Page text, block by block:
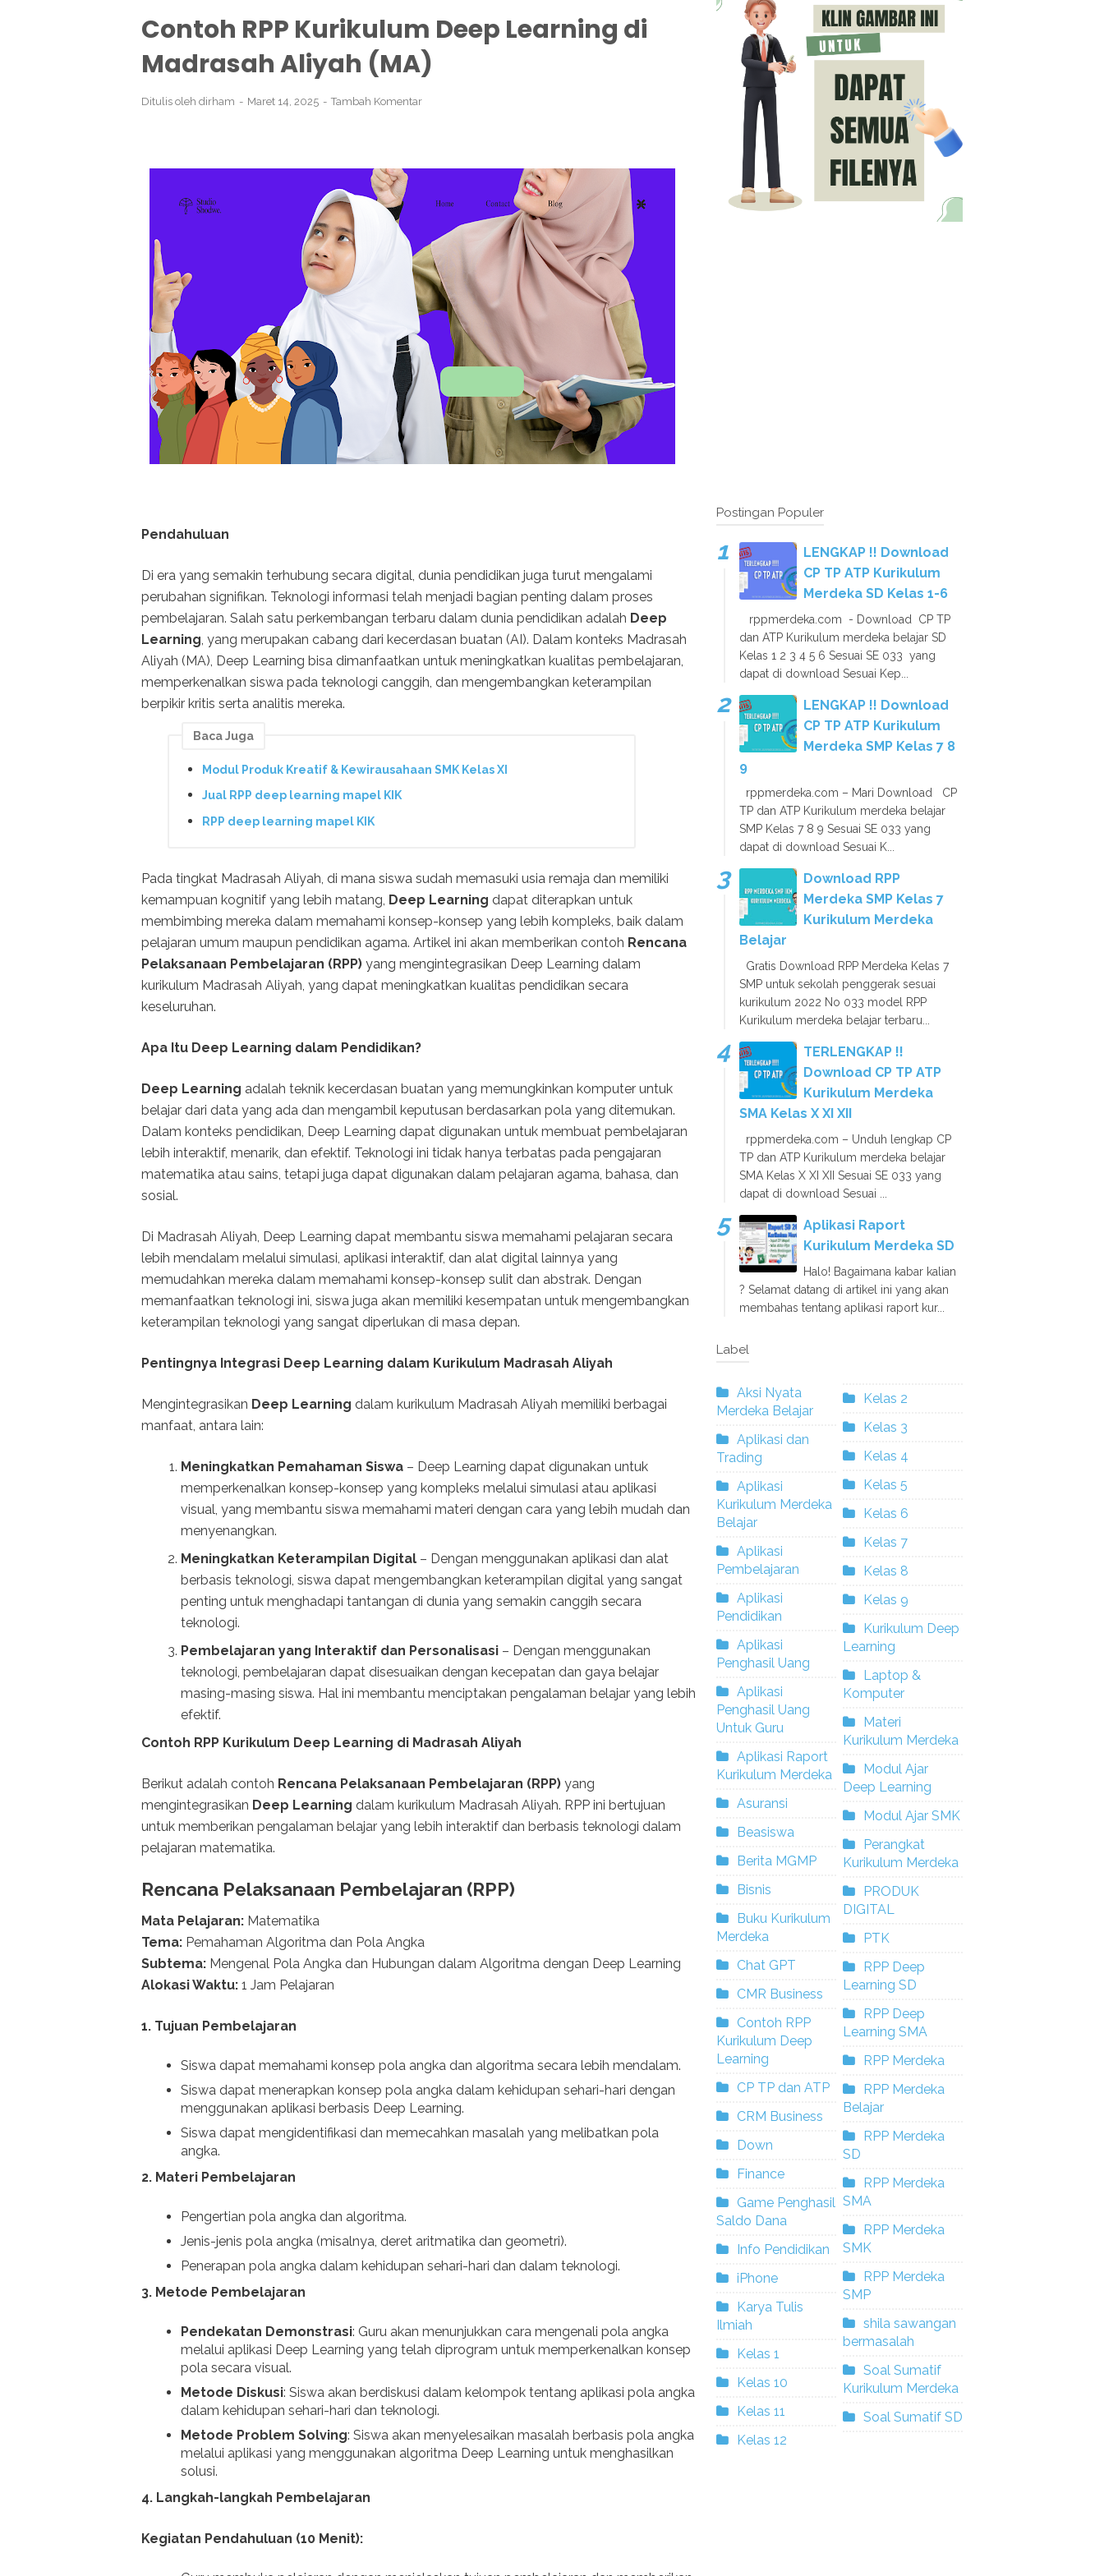
Contoh RPP Kurikulum Deep Learning di
Madrasah Aliyah (MA)
Ditulis oleh dirham Maret 14, 2025 Tambah Komentar
Pendahuluan
Di era yang semakin terhubung secara digital, dunia pendidikan juga turut mengalami
perubahan signifikan. Teknologi informasi telah menjadi bagian penting dalam proses
pembelajaran. Salah satu perkembangan terbaru dalam dunia pendidikan adalah Deep
Learning, yang merupakan cabang dari kecerdasan buatan (AI). Dalam konteks Madrasah
Aliyah (MA), Deep Learning bisa dimanfaatkan untuk meningkatkan kualitas pembelajaran,
memperkenalkan siswa pada teknologi canggih, dan mengembangkan keterampilan
berpikir kritis serta analitis mereka.
Baca Juga
Modul Produk Kreatif & Kewirausahaan SMK Kelas XI
Jual RPP deep learning mapel KIK
RPP deep learning mapel KIK
Pada tingkat Madrasah Aliyah, di mana siswa sudah memasuki usia remaja dan memiliki
kemampuan kognitif yang lebih matang, Deep Learning dapat diterapkan untuk
membimbing mereka dalam memahami konsep-konsep yang lebih kompleks, baik dalam
pelajaran umum maupun pendidikan agama. Artikel ini akan memberikan contoh Rencana
Pelaksanaan Pembelajaran (RPP) yang mengintegrasikan Deep Learning dalam
kurikulum Madrasah Aliyah, yang dapat meningkatkan kualitas pendidikan secara
keseluruhan.
Apa Itu Deep Learning dalam Pendidikan?
Deep Learning adalah teknik kecerdasan buatan yang memungkinkan komputer untuk
belajar dari data yang ada dan mengambil keputusan berdasarkan pola yang ditemukan.
Dalam konteks pendidikan, Deep Learning dapat digunakan untuk membuat pembelajaran
lebih interaktif, menarik, dan efektif. Teknologi ini tidak hanya terbatas pada pengajaran
matematika atau sains, tetapi juga dapat digunakan dalam pelajaran agama, bahasa, dan
sosial.
Di Madrasah Aliyah, Deep Learning dapat membantu siswa memahami pelajaran secara
lebih mendalam melalui simulasi, aplikasi interaktif, dan alat digital lainnya yang
memudahkan mereka dalam memahami konsep-konsep sulit dan abstrak. Dengan
memanfaatkan teknologi ini, siswa juga akan memiliki kesempatan untuk mengembangkan
keterampilan teknologi yang sangat diperlukan di masa depan.
Pentingnya Integrasi Deep Learning dalam Kurikulum Madrasah Aliyah
Mengintegrasikan Deep Learning dalam kurikulum Madrasah Aliyah memiliki berbagai
manfaat, antara lain:
Meningkatkan Pemahaman Siswa – Deep Learning dapat digunakan untuk
memperkenalkan konsep-konsep yang kompleks melalui simulasi atau aplikasi
visual, yang membantu siswa memahami materi dengan cara yang lebih mudah dan
menyenangkan.
Meningkatkan Keterampilan Digital – Dengan menggunakan aplikasi dan alat
berbasis teknologi, siswa dapat mengembangkan keterampilan digital yang sangat
penting untuk menghadapi tantangan di dunia yang semakin canggih secara
teknologi.
Pembelajaran yang Interaktif dan Personalisasi – Dengan menggunakan
teknologi, pembelajaran dapat disesuaikan dengan kecepatan dan gaya belajar
masing-masing siswa. Hal ini membantu menciptakan pengalaman belajar yang lebih
efektif.
Contoh RPP Kurikulum Deep Learning di Madrasah Aliyah
Berikut adalah contoh Rencana Pelaksanaan Pembelajaran (RPP) yang
mengintegrasikan Deep Learning dalam kurikulum Madrasah Aliyah. RPP ini bertujuan
untuk memberikan pengalaman belajar yang lebih interaktif dan berbasis teknologi dalam
pelajaran matematika.
Rencana Pelaksanaan Pembelajaran (RPP)
Mata Pelajaran: Matematika
Tema: Pemahaman Algoritma dan Pola Angka
Subtema: Mengenal Pola Angka dan Hubungan dalam Algoritma dengan Deep Learning
Alokasi Waktu: 1 Jam Pelajaran
1. Tujuan Pembelajaran
Siswa dapat memahami konsep pola angka dan algoritma secara lebih mendalam.
Siswa dapat menerapkan konsep pola angka dalam kehidupan sehari-hari dengan
menggunakan aplikasi berbasis Deep Learning.
Siswa dapat mengidentifikasi dan memecahkan masalah yang melibatkan pola
angka.
2. Materi Pembelajaran
Pengertian pola angka dan algoritma.
Jenis-jenis pola angka (misalnya, deret aritmatika dan geometri).
Penerapan pola angka dalam kehidupan sehari-hari dan dalam teknologi.
3. Metode Pembelajaran
Pendekatan Demonstrasi: Guru akan menunjukkan cara mengenali pola angka
melalui aplikasi Deep Learning yang telah diprogram untuk memperkenalkan konsep
pola secara visual.
Metode Diskusi: Siswa akan berdiskusi dalam kelompok tentang aplikasi pola angka
dalam kehidupan sehari-hari dan teknologi.
Metode Problem Solving: Siswa akan menyelesaikan masalah berbasis pola angka
melalui aplikasi yang menggunakan algoritma Deep Learning untuk menghasilkan
solusi.
4. Langkah-langkah Pembelajaran
Kegiatan Pendahuluan (10 Menit):
Postingan Populer
LENGKAP !! Download
CP TP ATP Kurikulum
Merdeka SD Kelas 1-6
rppmerdeka.com - Download CP TP
dan ATP Kurikulum merdeka belajar SD
Kelas 1 2 3 4 5 6 Sesuai SE 033 yang
dapat di download Sesuai Kep...
LENGKAP !! Download
CP TP ATP Kurikulum
Merdeka SMP Kelas 7 8
9
rppmerdeka.com – Mari Download CP
TP dan ATP Kurikulum merdeka belajar
SMP Kelas 7 8 9 Sesuai SE 033 yang
dapat di download Sesuai K...
Download RPP
Merdeka SMP Kelas 7
Kurikulum Merdeka
Belajar
Gratis Download RPP Merdeka Kelas 7
SMP untuk sekolah penggerak sesuai
kurikulum 2022 No 033 model RPP
Kurikulum merdeka belajar terbaru...
TERLENGKAP !!
Download CP TP ATP
Kurikulum Merdeka
SMA Kelas X XI XII
rppmerdeka.com – Unduh lengkap CP
TP dan ATP Kurikulum merdeka belajar
SMA Kelas X XI XII Sesuai SE 033 yang
dapat di download Sesuai ...
Aplikasi Raport
Kurikulum Merdeka SD
Halo! Bagaimana kabar kalian
? Selamat datang di artikel ini yang akan
membahas tentang aplikasi raport kur...
Label
Aksi Nyata
Merdeka Belajar
Aplikasi dan
Trading
Aplikasi
Kurikulum Merdeka
Belajar
Aplikasi
Pembelajaran
Aplikasi
Pendidikan
Aplikasi
Penghasil Uang
Aplikasi
Penghasil Uang
Untuk Guru
Aplikasi Raport
Kurikulum Merdeka
Asuransi
Beasiswa
Berita MGMP
Bisnis
Buku Kurikulum
Merdeka
Chat GPT
CMR Business
Contoh RPP
Kurikulum Deep
Learning
CP TP dan ATP
CRM Business
Down
Finance
Game Penghasil
Saldo Dana
Info Pendidikan
iPhone
Karya Tulis
Ilmiah
Kelas 1
Kelas 10
Kelas 11
Kelas 12
Kelas 2
Kelas 3
Kelas 4
Kelas 5
Kelas 6
Kelas 7
Kelas 8
Kelas 9
Kurikulum Deep
Learning
Laptop &
Komputer
Materi
Kurikulum Merdeka
Modul Ajar
Deep Learning
Modul Ajar SMK
Perangkat
Kurikulum Merdeka
PRODUK
DIGITAL
PTK
RPP Deep
Learning SD
RPP Deep
Learning SMA
RPP Merdeka
RPP Merdeka
Belajar
RPP Merdeka
SD
RPP Merdeka
SMA
RPP Merdeka
SMK
RPP Merdeka
SMP
shila sawangan
bermasalah
Soal Sumatif
Kurikulum Merdeka
Soal Sumatif SD